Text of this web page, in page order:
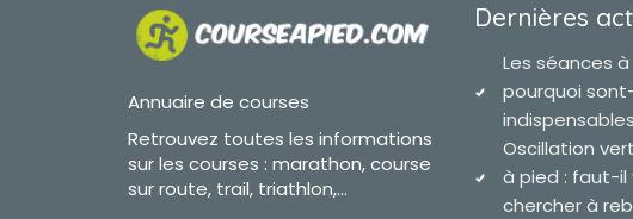
Annuaire de courses
Retrouvez toutes les informations
sur les courses : marathon, course
sur route, trail, triathlon,...
Dernières
Les séances
pourquoi
Oscillation
à pied : faut-il
chercher à